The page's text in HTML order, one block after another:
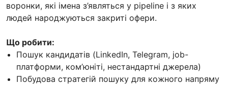
воронки, які імена з’являться у pipeline і з яких
людей народжуються закриті офери.
Що робити:
Пошук кандидатів (LinkedIn, Telegram, job-
платформи, ком’юніті, нестандартні джерела)
Побудова стратегій пошуку для кожного напряму